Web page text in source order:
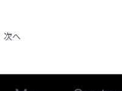
次へ